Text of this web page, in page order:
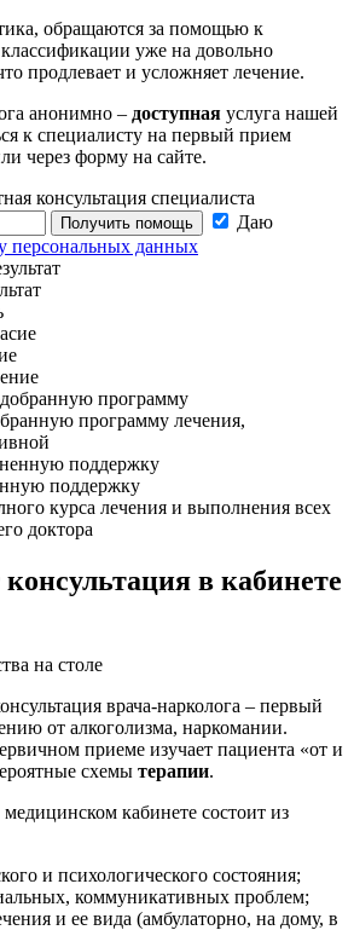
обращаются за помощью к
уже на довольно
продлевает и усложняет лечение.
анонимно – доступная услуга нашей
к специалисту на первый прием
через форму на сайте.
консультация специалиста
Получить помощь
Даю
персональных данных
программу лечения,
поддержку
курса лечения и выполнения всех
доктора
консультация в кабинете
врача-нарколога – первый
от алкоголизма, наркомании.
приеме изучает пациента «от и
схемы терапии.
медицинском кабинете состоит из
и психологического состояния;
коммуникативных проблем;
и ее вида (амбулаторно, на дому, в